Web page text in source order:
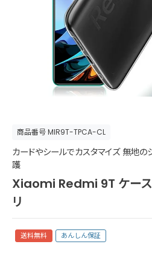
商品番号MIR9T-TPCA-CL
カードやシールでカスタマイズ 無地の
護
Xiaomi Redmi 9T ケース
リ
送料無料 あんしん保証